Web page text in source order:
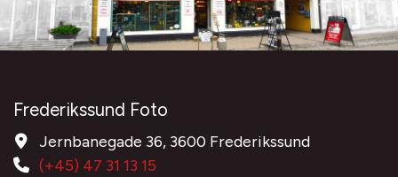
Frederikssund Foto
Jernbanegade 36, 3600 Frederikssund
(+45) 47 31 13 15